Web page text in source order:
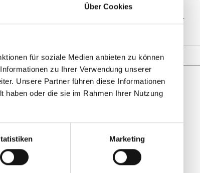
Über Cookies
für soziale Medien anbieten zu können
zu Ihrer Verwendung unserer
Unsere Partner führen diese Informationen
haben oder die sie im Rahmen Ihrer Nutzung
Marketing
Lasur beliebig auf den gewünschten Lasureffekt einstellen.
Farbauswahl für Ihren